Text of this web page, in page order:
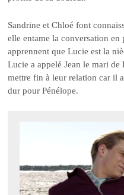
Sandrine et Chloé font
elle entame la conversation
apprennent que Lucie est la
Lucie a appelé Jean le mari
mettre fin à leur relation car il
dur pour Pénélope.